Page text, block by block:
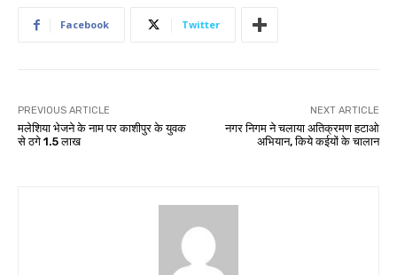
Facebook Twitter
PREVIOUS ARTICLE
मलेशिया भेजने के नाम पर काशीपुर के युवक
से ठगे 1.5 लाख
NEXT ARTICLE
नगर निगम ने चलाया अतिक्रमण हटाओ
अभियान, किये कईयों के चालान